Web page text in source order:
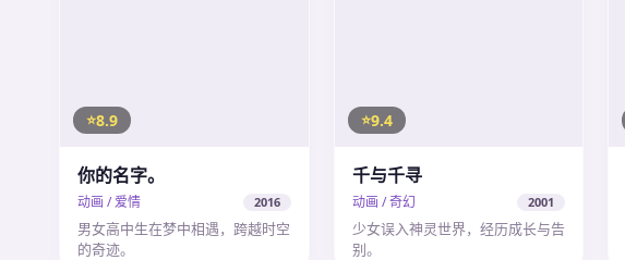
8.9
你的名字。
动画 / 爱情 2016
男女高中生在梦中相遇，跨越时空
的奇迹。
9.4
千与千寻
动画 / 奇幻 2001
少女误入神灵世界，经历成长与告
别。